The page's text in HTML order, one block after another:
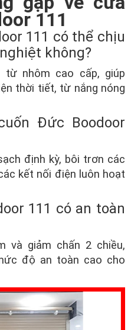
111
111 có thể chịu
không?
nhôm cao cấp, giúp
thời tiết, từ nắng nóng
Đức Boodoor
định kỳ, bôi trơn các
kết nối điện luôn hoạt
111 có an toàn
và giảm chấn 2 chiều,
độ an toàn cao cho